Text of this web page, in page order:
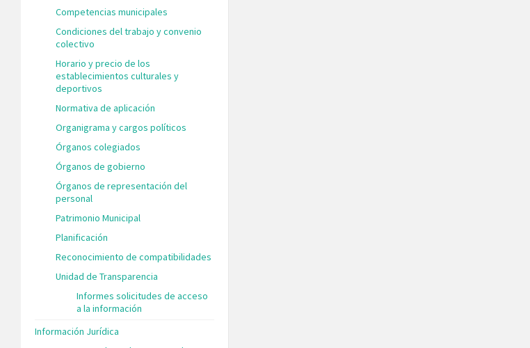
Competencias municipales
Condiciones del trabajo y convenio
colectivo
Horario y precio de los
establecimientos culturales y
deportivos
Normativa de aplicación
Organigrama y cargos políticos
Órganos colegiados
Órganos de gobierno
Órganos de representación del
personal
Patrimonio Municipal
Planificación
Reconocimiento de compatibilidades
Unidad de Transparencia
Informes solicitudes de acceso
a la información
Información Jurídica